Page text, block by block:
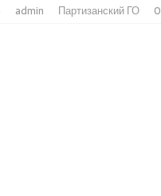
admin Партизанский ГО 0